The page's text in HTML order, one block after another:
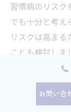
習慣病のリスク
でも十分と考え
リスクは高まる
ことも検討しま
実際に、脳ド
かった動脈瘤
族歴があり不
お問い合